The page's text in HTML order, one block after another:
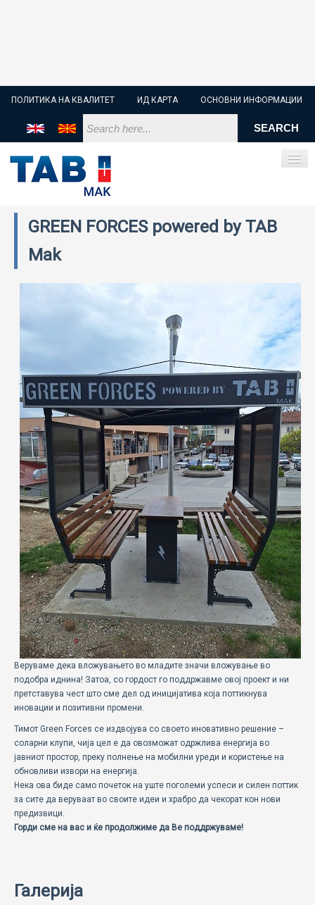
ПОЛИТИКА НА КВАЛИТЕТ ИД КАРТА ОСНОВНИ ИНФОРМАЦИИ
ПОЧЕТНА
ИНДУСТРИСКИ БАТЕРИИ
НОВОСТИ
ЗА НАС
ГАЛЕРИЈА
КОНТАКТ
GREEN FORCES powered by TAB
Mak
Веруваме дека вложувањето во младите значи вложување во
подобра иднина! Затоа, со гордост го поддржавме овој проект и ни
претставува чест што сме дел од иницијатива која поттикнува
иновации и позитивни промени.
Тимот Green Forces се издвојува со своето иновативно решение –
соларни клупи, чија цел е да овозможат одржлива енергија во
јавниот простор, преку полнење на мобилни уреди и користење на
обновливи извори на енергија.
Нека ова биде само почеток на уште поголеми успеси и силен поттик
за сите да веруваат во своите идеи и храбро да чекорат кон нови
предизвици.
Горди сме на вас и ќе продолжиме да Ве поддржуваме!
Галерија